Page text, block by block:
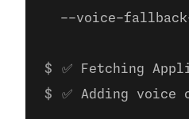
--voice-
✅ Fetching
✅ Adding voice